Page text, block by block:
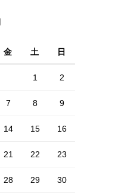
金 土 日
1 2
7 8 9
14 15 16
21 22 23
28 29 30